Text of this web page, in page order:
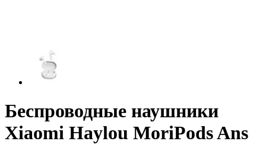
Беспроводные наушники
Xiaomi Haylou MoriPods Ans